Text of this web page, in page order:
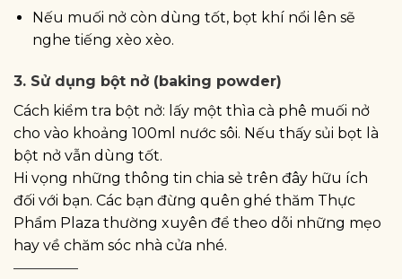
Nếu muối nở còn dùng tốt, bọt khí nổi lên sẽ
nghe tiếng xèo xèo.
3. Sử dụng bột nở (baking powder)
Cách kiểm tra bột nở: lấy một thìa cà phê muối nở
cho vào khoảng 100ml nước sôi. Nếu thấy sủi bọt là
bột nở vẫn dùng tốt.
Hi vọng những thông tin chia sẻ trên đây hữu ích
đối với bạn. Các bạn đừng quên ghé thăm Thực
Phẩm Plaza thường xuyên để theo dõi những mẹo
hay về chăm sóc nhà cửa nhé.
————–